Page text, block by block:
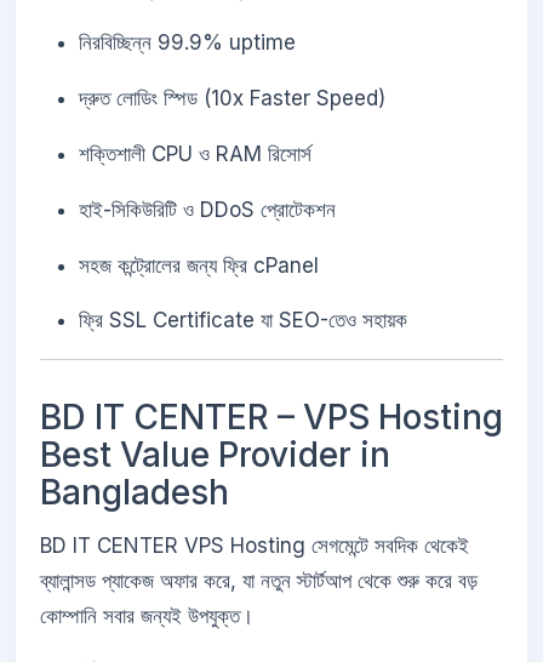
নিরবিচ্ছিন্ন 99.9% uptime
দ্রুত লোডিং স্পিড (10x Faster Speed)
শক্তিশালী CPU ও RAM রিসোর্স
হাই-সিকিউরিটি ও DDoS প্রোটেকশন
সহজ কন্ট্রোলের জন্য ফ্রি cPanel
ফ্রি SSL Certificate যা SEO-তেও সহায়ক
BD IT CENTER – VPS Hosting
Best Value Provider in
Bangladesh
BD IT CENTER VPS Hosting সেগমেন্টে সবদিক থেকেই
ব্যালান্সড প্যাকেজ অফার করে, যা নতুন স্টার্টআপ থেকে শুরু করে বড়
কোম্পানি সবার জন্যই উপযুক্ত।